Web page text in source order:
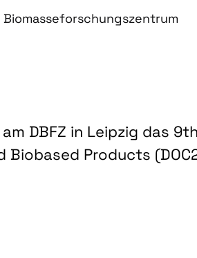
Biomasseforschungszentrum
DBFZ in Leipzig das 9th
Products
AND BIOBASED